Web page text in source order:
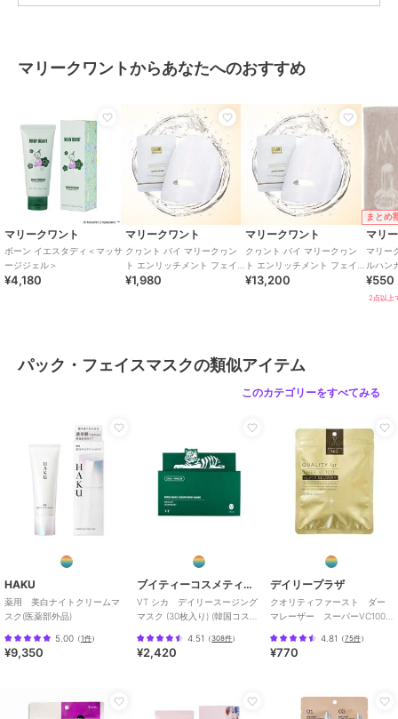
この商品は、不良品のみ返品を承ります
ブランド マリークワント
ショップ マリークワント
商品カテゴリ スキンケア
パック・フェイス
マスク
性別タイプ
レディース
スキンケア ／
パック・フェイス
マスク
メンズ
サイズ FREE
パック・フェイスマスク
角質ケア/保湿
日本製
マリークワントからあなたへのおすすめ
マリークワント
ボーン イエスタディ＜マッサ
ージジェル＞
¥4,180
マリークワント
クヮント バイ マリークヮン
ト エンリッチメント フェイ
ス マスク （1枚入り）
¥1,980
マリークワント
クヮント バイ マリークヮン
ト エンリッチメント フェイ
ス マスク（8枚入り）
¥13,200
まとめ
マリ
マリ
ルハ
【
ワント
¥550
2点以上
パック・フェイスマスクの類似アイテム
このカテゴリーをすべてみる
HAKU
薬用 美白ナイトクリームマ
スク(医薬部外品)
5.00 （1件）
¥9,350
ブイティーコスメティクス
VT シカ デイリースージング
マスク (30枚入り) (韓国コス
4.51 （308件）
¥2,420
デイリープラザ
クオリティファースト ダー
マレーザー スーパーVC100
4.81 （75件）
¥770